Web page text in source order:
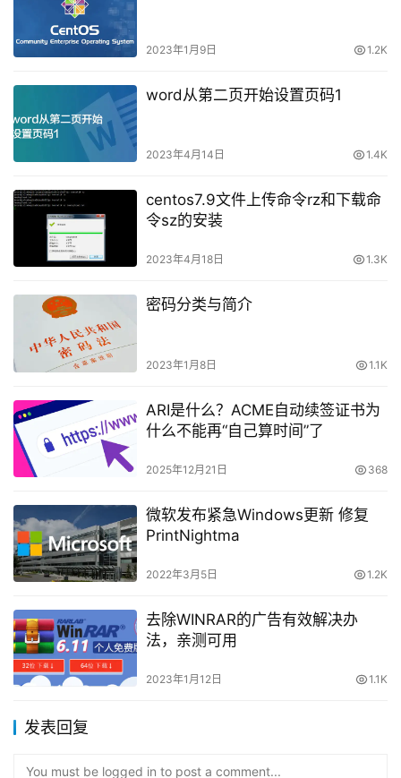
2023年1月9日 1.2K
word从第二页开始设置页码1
2023年4月14日 1.4K
centos7.9文件上传命令rz和下载命
令sz的安装
2023年4月18日 1.3K
密码分类与简介
2023年1月8日 1.1K
ARI是什么？ACME自动续签证书为
什么不能再“自己算时间”了
2025年12月21日 368
微软发布紧急Windows更新 修复
PrintNightma
2022年3月5日 1.2K
去除WINRAR的广告有效解决办
法，亲测可用
2023年1月12日 1.1K
发表回复
You must be logged in to post a comment...